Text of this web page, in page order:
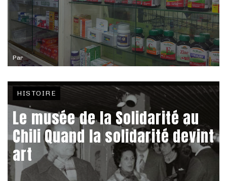
Par
HISTOIRE
Le musée de la Solidarité au
Chili Quand la solidarité devint
art